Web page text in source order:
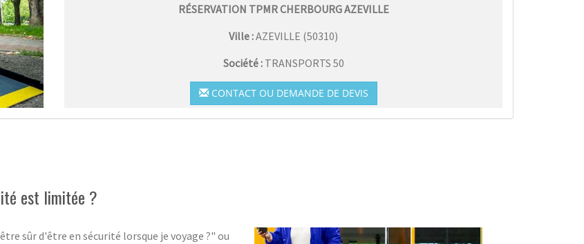
RÉSERVATION TPMR CHERBOURG AZEVILLE
Ville :AZEVILLE (50310)
Société : TRANSPORTS 50
CONTACT OU DEMANDE DE DEVIS
est limitée ?
sûr d'être en sécurité lorsque je voyage ?" ou